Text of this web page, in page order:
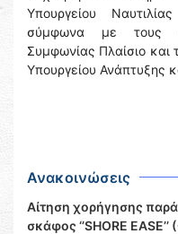
Υπουργείου
σύμφωνα με τους
Συμφωνίας Πλαίσιο και
Υπουργείου Ανάπτυξης
Ανακοινώσεις
Αίτηση χορήγησης
σκάφος ‘’SHORE